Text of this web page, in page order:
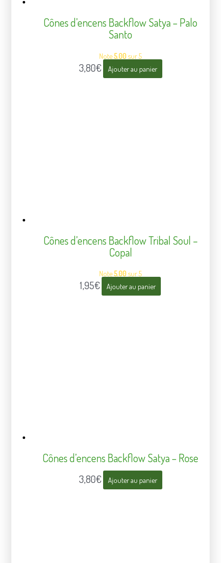
Cônes d’encens Backflow Satya – Palo
Santo
Note5.00 sur 5
3,80€ Ajouter au panier
Cônes d’encens Backflow Tribal Soul –
Copal
Note5.00 sur 5
1,95€ Ajouter au panier
Cônes d’encens Backflow Satya – Rose
3,80€ Ajouter au panier